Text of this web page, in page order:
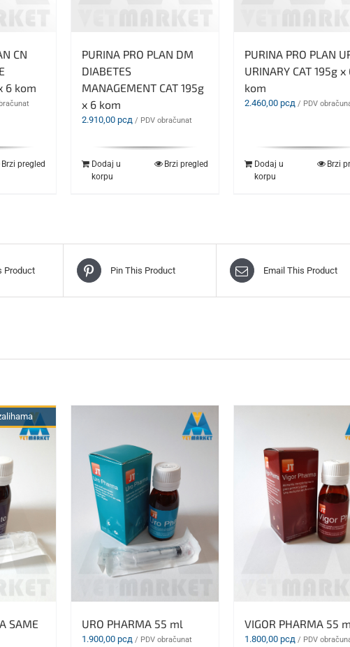
CN
6 kom
Brzi pregled
PURINA PRO PLAN DM
DIABETES
MANAGEMENT CAT 195g
x 6 kom
2.910,00 рсд / PDV obračunat
Dodaj u
korpu
Brzi pregled
PURINA PRO PLAN
URINARY CAT 195g x
kom
2.460,00 рсд / PDV
Dodaj u
korpu
Brzi
Product Pin This Product Email This Product
SAME
URO PHARMA 55 ml
1.900,00 рсд / PDV obračunat
VIGOR PHARMA 55
1.800,00 рсд / PDV